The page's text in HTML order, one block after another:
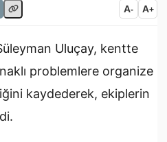
A- A+
Uluçay, kentte
problemlere organize
kaydederek, ekiplerin